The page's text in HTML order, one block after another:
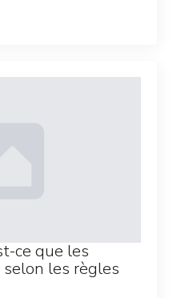
ce que les
les règles